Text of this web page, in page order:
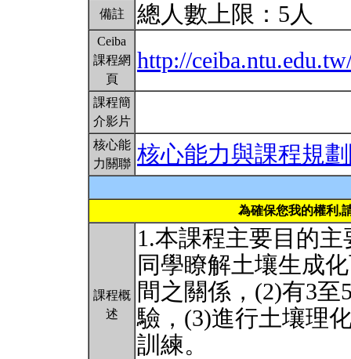
備註 總人數上限：5人
Ceiba
課程網
頁
http://
課程簡
介影片
核心能
力關聯 核心能力與課程規
為確保您我的權利,
課程概
述
1.本課程主要目的
同學瞭解土壤生成
間之關係，(2)有3
驗，(3)進行土壤理
訓練。